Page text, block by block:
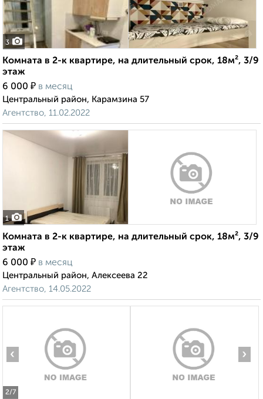
3
Комната в 2-к квартире, на длительный срок, 18м², 3/9
этаж
6 000 ₽ в месяц
Центральный район, Карамзина 57
Агентство, 11.02.2022
1
Комната в 2-к квартире, на длительный срок, 18м², 3/9
этаж
6 000 ₽ в месяц
Центральный район, Алексеева 22
Агентство, 14.05.2022
2/7
‹ ›